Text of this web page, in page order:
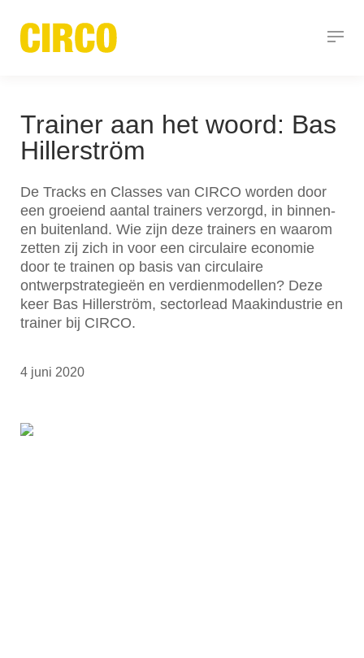
Trainer aan het woord: Bas
Hillerström
De Tracks en Classes van CIRCO worden door
een groeiend aantal trainers verzorgd, in binnen-
en buitenland. Wie zijn deze trainers en waarom
zetten zij zich in voor een circulaire economie
door te trainen op basis van circulaire
ontwerpstrategieën en verdienmodellen? Deze
keer Bas Hillerström, sectorlead Maakindustrie en
trainer bij CIRCO.
4 juni 2020